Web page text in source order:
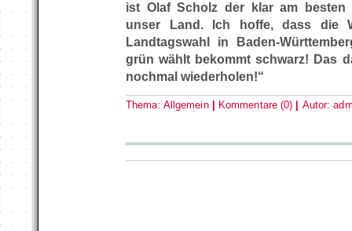
ist Olaf Scholz der klar am besten
unser Land. Ich hoffe, dass die
Landtagswahl in Baden-
grün wählt bekommt schwarz! Das
nochmal wiederholen!“
Thema: Allgemein Kommentare (0) Autor: